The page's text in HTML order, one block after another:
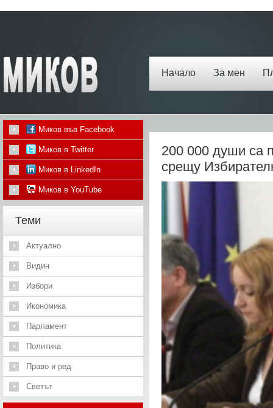
Начало За мен
200 000 души са
срещу
Миков във Facebook
Миков в Twitter
Миков в LinkedIn
Миков в YouTube
Теми
Актуално
Видин
Избори
Икономика
Парламент
Политика
Право и ред
Светът